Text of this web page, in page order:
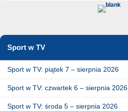
Sport w TV
Sport w TV: piątek 7 – sierpnia 2026
Sport w TV: czwartek 6 – sierpnia 2026
Sport w TV: środa 5 – sierpnia 2026